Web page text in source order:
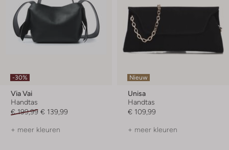
-30%
Via Vai
Handtas
€ 199,99 € 139,99
+ meer kleuren
Nieuw
Unisa
Handtas
€ 109,99
+ meer kleuren